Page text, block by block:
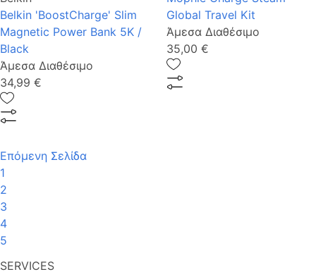
Belkin 'BoostCharge' Slim
Magnetic Power Bank 5K /
Black
Άμεσα Διαθέσιμο
34,99 €
Global Travel Kit
Άμεσα Διαθέσιμο
35,00 €
Επόμενη Σελίδα
1
2
3
4
5
SERVICES